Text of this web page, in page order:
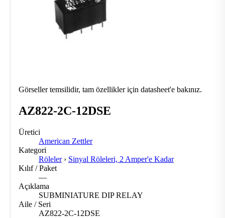
Görseller temsilidir, tam özellikler için datasheet'e bakınız.
AZ822-2C-12DSE
Üretici
American Zettler
Kategori
Röleler › Sinyal Röleleri, 2 Amper'e Kadar
Kılıf / Paket
—
Açıklama
SUBMINIATURE DIP RELAY
Aile / Seri
AZ822-2C-12DSE